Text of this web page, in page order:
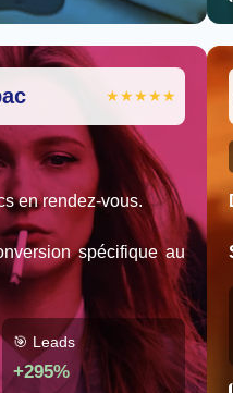
★★★★★
en rendez-vous.
spécifique au
🎯 Leads
+295%